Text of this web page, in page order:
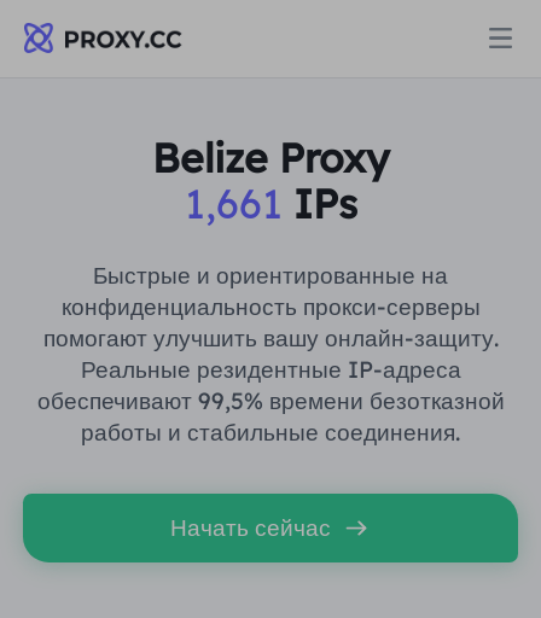
Статический резидентный прокси
Неограниченный резидентный прокси
ЖИЛЫЕ ПРОКСИ
Резидентный прокси $0.8/ГБ
Статический резидентный прокси
$0.28/IP/День
Неограниченный резидентный прокси
Data for AI
Решения
Исследование рынка
ПАРТНЕРЫ
Belize Proxy
1,661 IPs
Быстрые и ориентированные на
конфиденциальность прокси-серверы
помогают улучшить вашу онлайн-защиту.
Реальные резидентные IP-адреса
обеспечивают 99,5% времени безотказной
работы и стабильные соединения.
Начать сейчас